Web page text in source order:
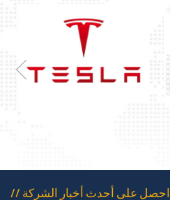
// احصل على أحدث أخبار الشركة